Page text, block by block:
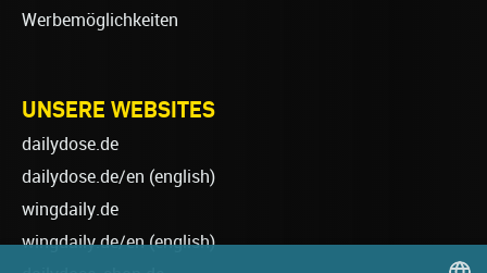
Werbemöglichkeiten
UNSERE WEBSITES
dailydose.de
dailydose.de/en (english)
wingdaily.de
wingdaily.de/en(english)